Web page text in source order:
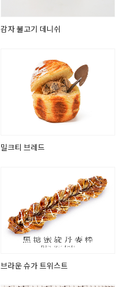
감자 불고기 데니쉬
밀크티 브레드
브라운 슈가 트위스트